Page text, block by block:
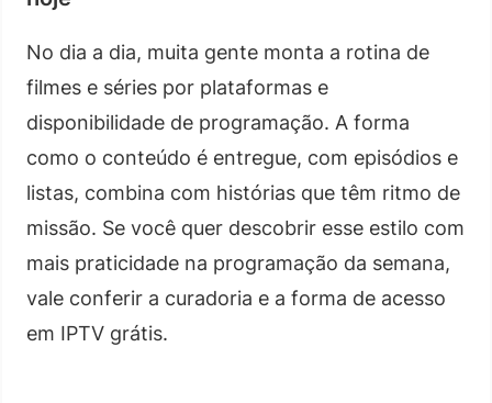
No dia a dia, muita gente monta a rotina de
filmes e séries por plataformas e
disponibilidade de programação. A forma
como o conteúdo é entregue, com episódios e
listas, combina com histórias que têm ritmo de
missão. Se você quer descobrir esse estilo com
mais praticidade na programação da semana,
vale conferir a curadoria e a forma de acesso
em IPTV grátis.